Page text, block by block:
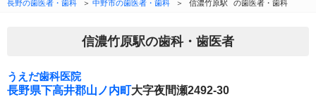
長野の歯医者・歯科
＞ 中野市の歯医者・歯科 ＞ 信濃竹原駅 の歯医者・歯科
信濃竹原駅の歯科・歯医者
うえだ歯科医院
長野県下高井郡山ノ内町大字夜間瀬2492-30